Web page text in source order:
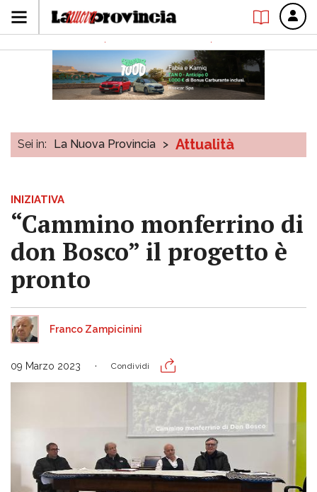
Sei in: La Nuova Provincia > Attualità
INIZIATIVA
“Cammino monferrino di
don Bosco” il progetto è
pronto
Franco Zampicinini
09 Marzo 2023 Condividi